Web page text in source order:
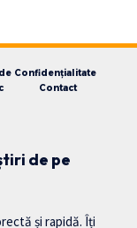
Confidențialitate
Contact
de pe
și rapidă. Îți